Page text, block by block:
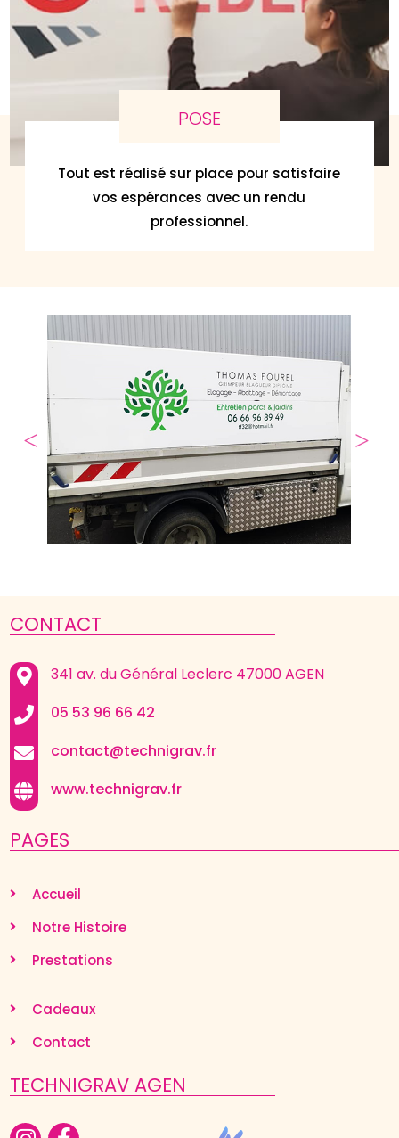
POSE
Tout est réalisé sur place pour satisfaire
vos espérances avec un rendu
professionnel.
Agrandir
CONTACT
341 av. du Général Leclerc 47000 AGEN
05 53 96 66 42
contact@technigrav.fr
www.technigrav.fr
PAGES
Accueil
Notre Histoire
Prestations
Cadeaux
Contact
TECHNIGRAV AGEN